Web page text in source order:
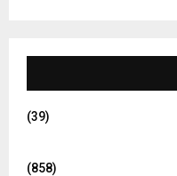
(39)
(858)